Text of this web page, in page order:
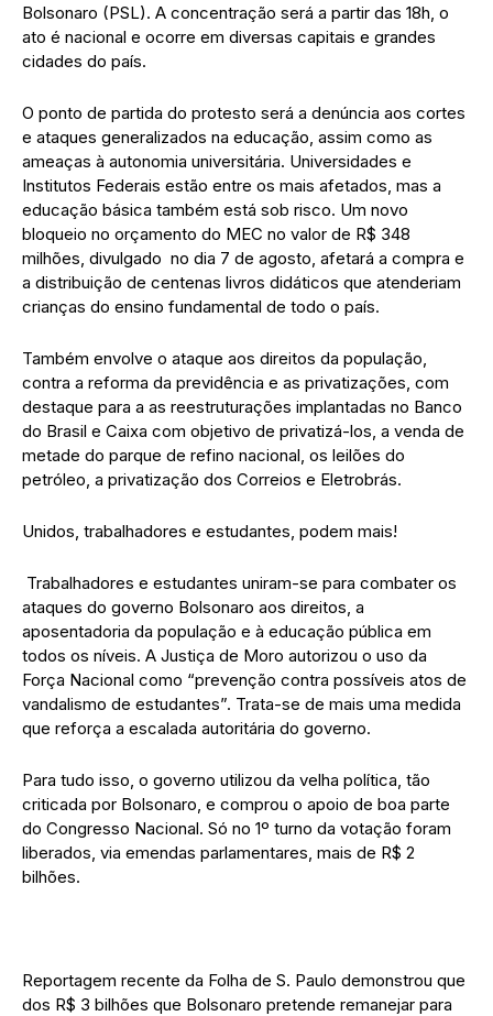
Bolsonaro (PSL). A concentração será a partir das 18h, o
ato é nacional e ocorre em diversas capitais e grandes
cidades do país.
O ponto de partida do protesto será a denúncia aos cortes
e ataques generalizados na educação, assim como as
ameaças à autonomia universitária. Universidades e
Institutos Federais estão entre os mais afetados, mas a
educação básica também está sob risco. Um novo
bloqueio no orçamento do MEC no valor de R$ 348
milhões, divulgado no dia 7 de agosto, afetará a compra e
a distribuição de centenas livros didáticos que atenderiam
crianças do ensino fundamental de todo o país.
Também envolve o ataque aos direitos da população,
contra a reforma da previdência e as privatizações, com
destaque para a as reestruturações implantadas no Banco
do Brasil e Caixa com objetivo de privatizá-los, a venda de
metade do parque de refino nacional, os leilões do
petróleo, a privatização dos Correios e Eletrobrás.
Unidos, trabalhadores e estudantes, podem mais!
Trabalhadores e estudantes uniram-se para combater os
ataques do governo Bolsonaro aos direitos, a
aposentadoria da população e à educação pública em
todos os níveis. A Justiça de Moro autorizou o uso da
Força Nacional como “prevenção contra possíveis atos de
vandalismo de estudantes”. Trata-se de mais uma medida
que reforça a escalada autoritária do governo.
Para tudo isso, o governo utilizou da velha política, tão
criticada por Bolsonaro, e comprou o apoio de boa parte
do Congresso Nacional. Só no 1º turno da votação foram
liberados, via emendas parlamentares, mais de R$ 2
bilhões.
Reportagem recente da Folha de S. Paulo demonstrou que
dos R$ 3 bilhões que Bolsonaro pretende remanejar para